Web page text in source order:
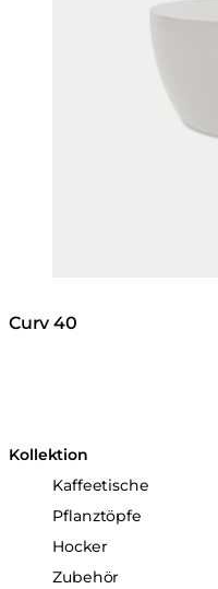
Curv 40
Kollektion
Kaffeetische
Pflanztöpfe
Hocker
Zubehör